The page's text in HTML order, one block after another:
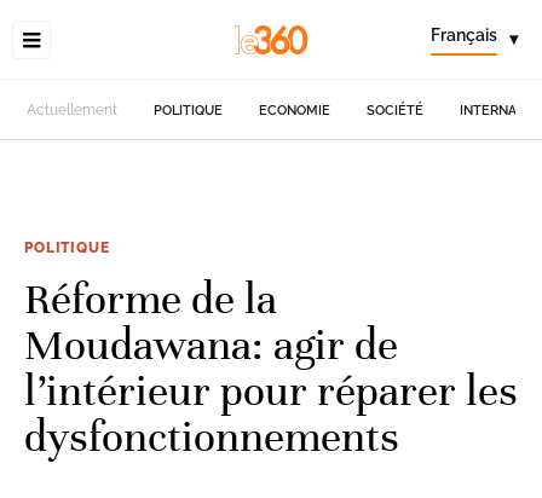
Français ▾
Actuellement POLITIQUE ECONOMIE SOCIÉTÉ
POLITIQUE
Réforme de la
Moudawana: agir de
l’intérieur pour réparer les
dysfonctionnements